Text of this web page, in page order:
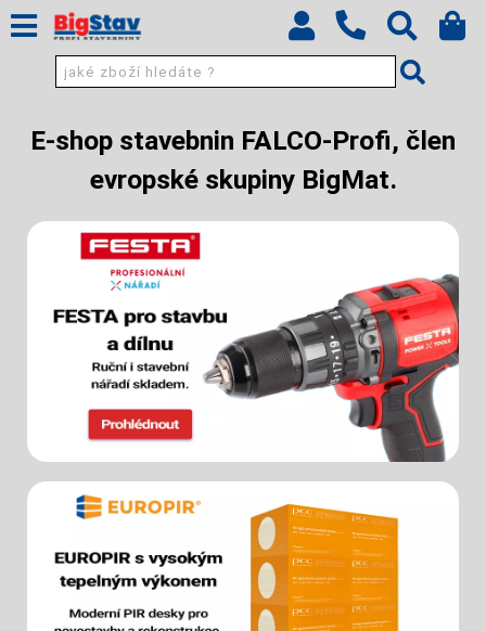
E-shop stavebnin FALCO-Profi, člen
evropské skupiny BigMat.